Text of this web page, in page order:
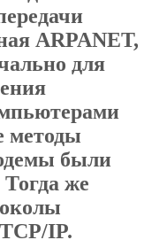
ARPANET,
для
методы
были
же
IP.